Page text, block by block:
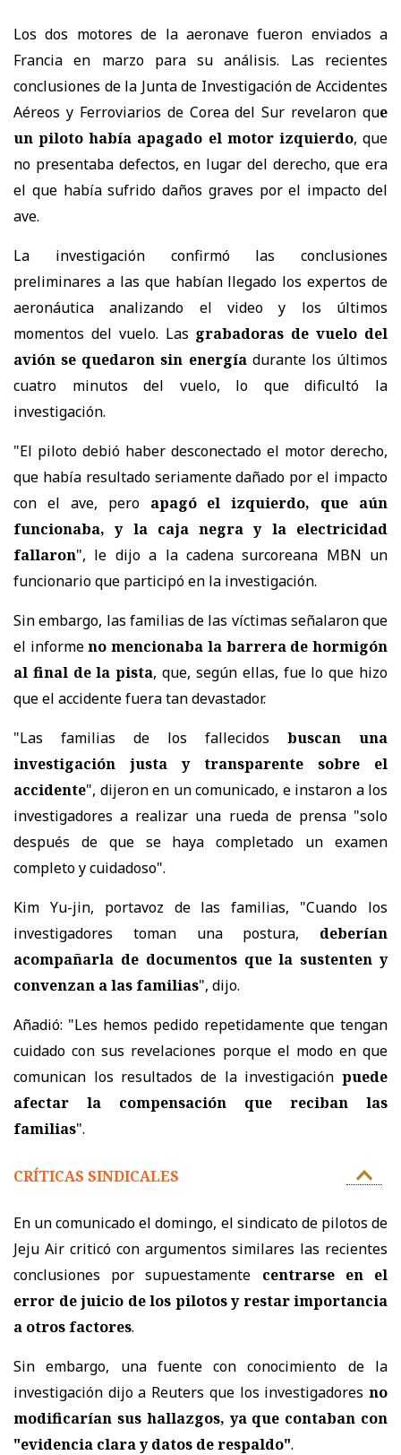
Los dos motores de la aeronave fueron enviados a
Francia en marzo para su análisis. Las recientes
conclusiones de la Junta de Investigación de Accidentes
Aéreos y Ferroviarios de Corea del Sur revelaron que
un piloto había apagado el motor izquierdo, que
no presentaba defectos, en lugar del derecho, que era
el que había sufrido daños graves por el impacto del
ave.
La investigación confirmó las conclusiones
preliminares a las que habían llegado los expertos de
aeronáutica analizando el video y los últimos
momentos del vuelo. Las grabadoras de vuelo del
avión se quedaron sin energíadurante los últimos
cuatro minutos del vuelo, lo que dificultó la
investigación.
"El piloto debió haber desconectado el motor derecho,
que había resultado seriamente dañado por el impacto
con el ave, peroapagó el izquierdo, que aún
funcionaba, y la caja negra y la electricidad
fallaron", le dijo a la cadena surcoreana MBN un
funcionario que participó en la investigación.
Sin embargo, las familias de las víctimas señalaron que
el informeno mencionaba la barrera de hormigón
al final de la pista, que, según ellas, fue lo que hizo
que el accidente fuera tan devastador.
"Las familias de los fallecidos buscan una
investigación justa y transparente sobre el
accidente", dijeron en un comunicado, e instaron a los
investigadores a realizar una rueda de prensa "solo
después de que se haya completado un examen
completo y cuidadoso".
Kim Yu-jin, portavoz de las familias, "Cuando los
investigadores toman una postura, deberían
acompañarla de documentos que la sustenten y
convenzan a las familias", dijo.
Añadió: "Les hemos pedido repetidamente que tengan
cuidado con sus revelaciones porque el modo en que
comunican los resultados de la investigación puede
afectar la compensación que reciban las
familias".
CRÍTICAS SINDICALES
En un comunicado el domingo, el sindicato de pilotos de
Jeju Air criticó con argumentos similares las recientes
conclusiones por supuestamente centrarse en el
error de juicio de los pilotos y restar importancia
a otros factores.
Sin embargo, una fuente con conocimiento de la
investigación dijo a Reuters que los investigadores no
modificarían sus hallazgos, ya que contaban con
"evidencia clara y datos de respaldo".